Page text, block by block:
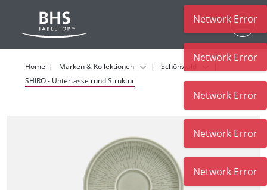
Home Marken & Kollektionen
Schönwald
SHIRO - Untertasse rund Struktur
Network Error
Network Error
Network Error
Network Error
Network Error